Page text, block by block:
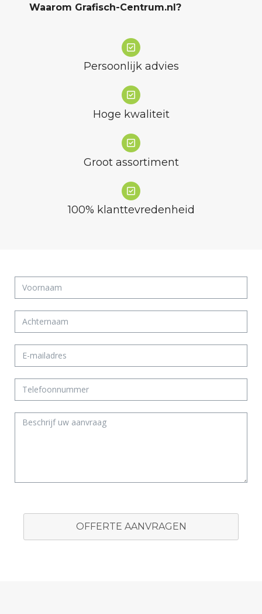
Waarom Grafisch-Centrum.nl?
Persoonlijk advies
Hoge kwaliteit
Groot assortiment
100% klanttevredenheid
OFFERTE AANVRAGEN